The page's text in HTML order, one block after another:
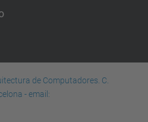
de Computadores. C.
- email: